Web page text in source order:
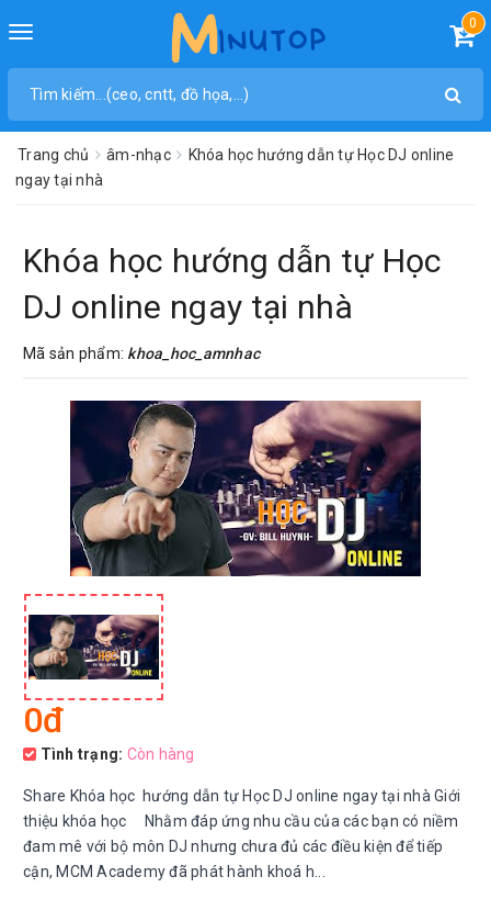
Toggle
0
Trang chủ âm-nhạc
Khóa học hướng dẫn tự Học DJ online
ngay tại nhà
Khóa học hướng dẫn tự Học
DJ online ngay tại nhà
Mã sản phẩm: khoa_hoc_amnhac
0đ
Tình trạng: Còn hàng
Share Khóa học hướng dẫn tự Học DJ online ngay tại nhà Giới
thiệu khóa học Nhằm đáp ứng nhu cầu của các bạn có niềm
đam mê với bộ môn DJ nhưng chưa đủ các điều kiện để tiếp
cận, MCM Academy đã phát hành khoá h...